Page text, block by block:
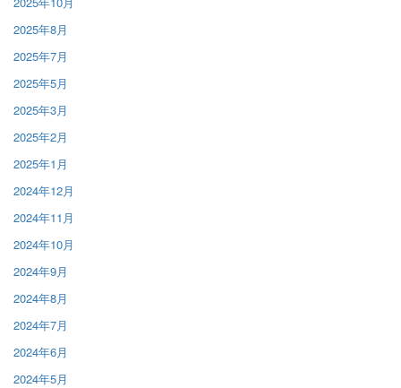
2025年8月
2025年7月
2025年5月
2025年3月
2025年2月
2025年1月
2024年12月
2024年11月
2024年10月
2024年9月
2024年8月
2024年7月
2024年6月
2024年5月